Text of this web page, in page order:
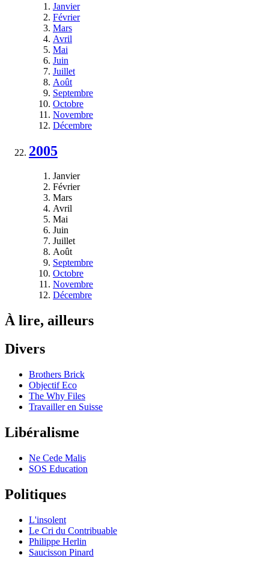
Janvier
Février
Mars
Avril
Mai
Juin
Juillet
Août
Septembre
Octobre
Novembre
Décembre
2005
Janvier
Février
Mars
Avril
Mai
Juin
Juillet
Août
Septembre
Octobre
Novembre
Décembre
À lire, ailleurs
Divers
Brothers Brick
Objectif Eco
The Why Files
Travailler en Suisse
Libéralisme
Ne Cede Malis
SOS Education
Politiques
L'insolent
Le Cri du Contribuable
Philippe Herlin
Saucisson Pinard